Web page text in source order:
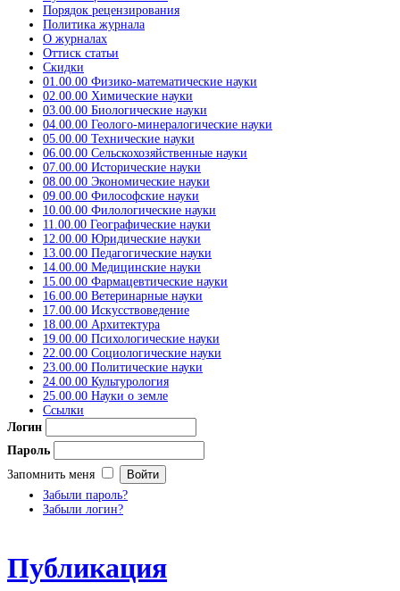
Порядок рецензирования
Политика журнала
О журналах
Оттиск статьи
Скидки
01.00.00 Физико-математические науки
02.00.00 Химические науки
03.00.00 Биологические науки
04.00.00 Геолого-минералогические науки
05.00.00 Технические науки
06.00.00 Сельскохозяйственные науки
07.00.00 Исторические науки
08.00.00 Экономические науки
09.00.00 Философские науки
10.00.00 Филологические науки
11.00.00 Географические науки
12.00.00 Юридические науки
13.00.00 Педагогические науки
14.00.00 Медицинские науки
15.00.00 Фармацевтические науки
16.00.00 Ветеринарные науки
17.00.00 Искусствоведение
18.00.00 Архитектура
19.00.00 Психологические науки
22.00.00 Социологические науки
23.00.00 Политические науки
24.00.00 Культурология
25.00.00 Науки о земле
Ссылки
Логин
Пароль
Запомнить меня
Забыли пароль?
Забыли логин?
Публикация